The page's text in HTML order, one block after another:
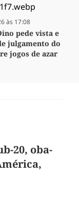
às 17:08
pede vista e
julgamento do
jogos de azar
20, oba-